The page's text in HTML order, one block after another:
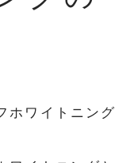
ホワイトニング